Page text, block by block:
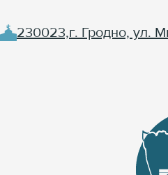
230023,г. Гродно, ул.